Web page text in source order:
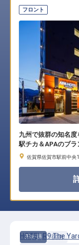
フロント
九州で抜群の知名度
駅チカ＆APAのブラ
佐賀県佐賀市駅前中央
正社員
宿泊
HOTEL R9 The